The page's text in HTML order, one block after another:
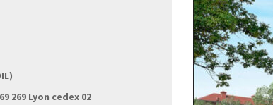
269 Lyon cedex 02